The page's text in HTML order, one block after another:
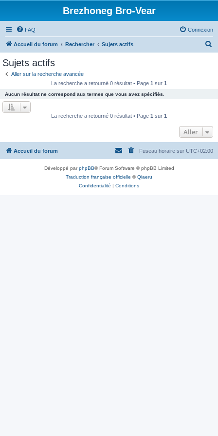
Brezhoneg Bro-Vear
FAQ Connexion
Accueil du forum Rechercher Sujets actifs
e
r
Sujets actifs
Aller sur la recherche avancée
La recherche a retourné 0 résultat • Page 1 sur 1
Aucun résultat ne correspond aux termes que vous avez spécifiés.
La recherche a retourné 0 résultat • Page 1 sur 1
Aller
Accueil du forum Fuseau horaire sur UTC+02:00
Développé parphpBB® Forum Software © phpBB Limited
Traduction française officielle ©Qiaeru
Confidentialité | Conditions